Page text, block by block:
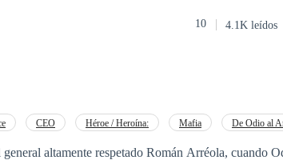
10 4.1K leídos
CEO Héroe / Heroína: Mafia
De Odio al
altamente respetado Román Arréola, cuando